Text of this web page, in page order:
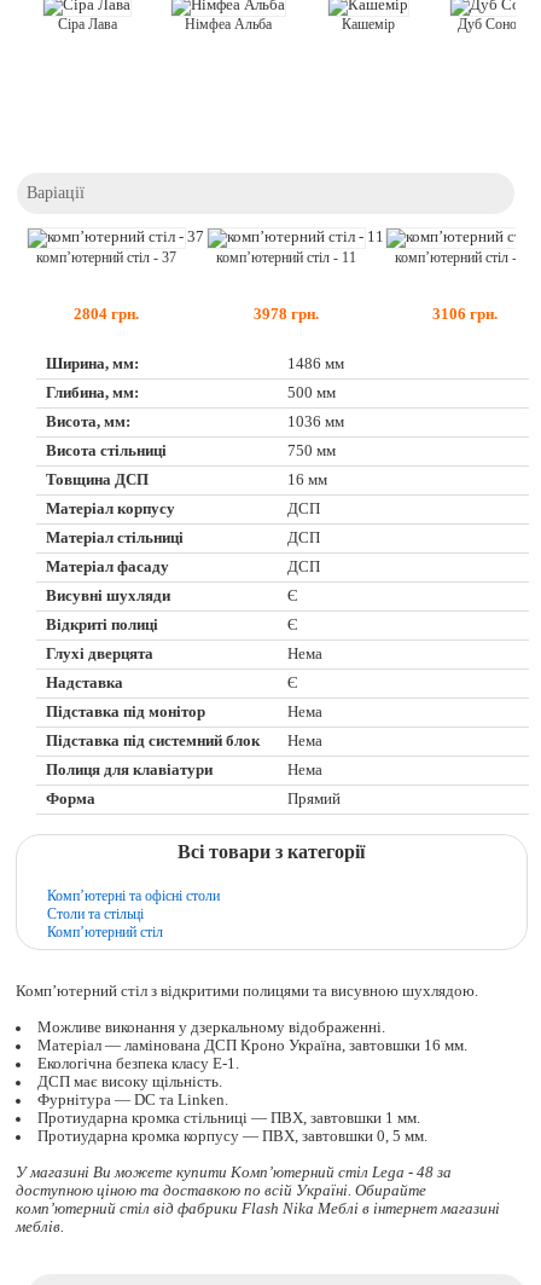
Сіра Лава Німфеа Альба Кашемір Дуб Сонома
Варіації
комп’ютерний стіл - 37
2804 грн.
комп’ютерний стіл - 11
3978 грн.
комп’ютерний стіл - 47
3106 грн.
Ширина, мм:
1486 мм
Глибина, мм:
500 мм
Висота, мм:
1036 мм
Висота стільниці
750 мм
Товщина ДСП
16 мм
Матеріал корпусу
ДСП
Матеріал стільниці
ДСП
Матеріал фасаду
ДСП
Висувні шухляди
Є
Відкриті полиці
Є
Глухі дверцята
Нема
Надставка
Є
Підставка під монітор
Нема
Підставка під системний блок
Нема
Полиця для клавіатури
Нема
Форма
Прямий
Всі товари з категорії
Комп’ютерні та офісні столи
Столи та стільці
Комп’ютерний стіл
Комп’ютерний стіл з відкритими полицями та висувною шухлядою.
Можливе виконання у дзеркальному відображенні.
Матеріал — ламінована ДСП Кроно Україна, завтовшки 16 мм.
Екологічна безпека класу Е-1.
ДСП має високу щільність.
Фурнітура — DC та Linken.
Протиударна кромка стільниці — ПВХ, завтовшки 1 мм.
Протиударна кромка корпусу — ПВХ, завтовшки 0, 5 мм.
У магазині Ви можете купити Комп’ютерний стіл Lega - 48 за
доступною ціною та доставкою по всій Україні. Обирайте
комп’ютерний стілвід фабрики Flash Nika Меблі в інтернет магазині
меблів.